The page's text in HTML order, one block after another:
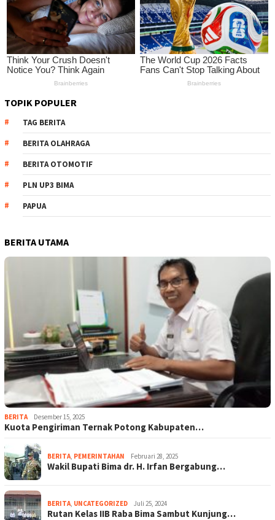
TOPIK POPULER
TAG BERITA
BERITA OLAHRAGA
BERITA OTOMOTIF
PLN UP3 BIMA
PAPUA
BERITA UTAMA
BERITA Desember 15, 2025
Kuota Pengiriman Ternak Potong Kabupaten…
BERITA, PEMERINTAHAN Februari 28, 2025
Wakil Bupati Bima dr. H. Irfan Bergabung…
BERITA, UNCATEGORIZED Juli 25, 2024
Rutan Kelas IIB Raba Bima Sambut Kunjung…